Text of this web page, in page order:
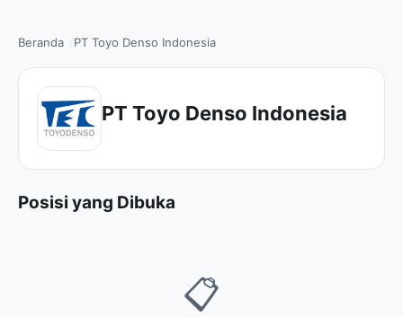
Beranda PT Toyo Denso Indonesia
PT Toyo Denso Indonesia
Posisi yang Dibuka
📋